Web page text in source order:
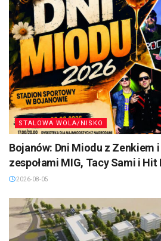
STALOWA WOLA/NISKO
Bojanów: Dni Miodu z Zenkiem
zespołami MIG, Tacy Sami i Hit
2026-08-05